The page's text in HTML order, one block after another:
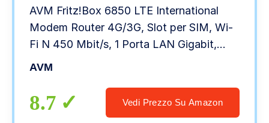
AVM Fritz!Box 6850 LTE International
Modem Router 4G/3G, Slot per SIM, Wi-
Fi N 450 Mbit/s, 1 Porta LAN Gigabit,
Interfaccia in Italiano, Bianco/Rosso
AVM
8.7 Vedi Prezzo Su Amazon